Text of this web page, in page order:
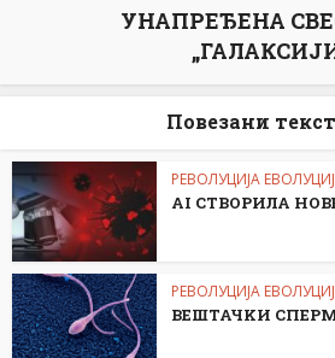
УНАПРЕЂЕНА
Повезани
РЕВОЛУЦИЈА
АI СТВОРИЛА
РЕВОЛУЦИЈА
ВЕШТАЧKИ